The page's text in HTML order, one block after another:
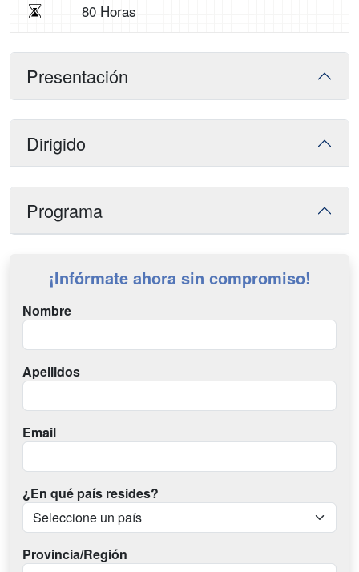
80 Horas
Presentación
Dirigido
Programa
¡Infórmate ahora sin compromiso!
Nombre
Apellidos
Email
¿En qué país resides?
Provincia/Región